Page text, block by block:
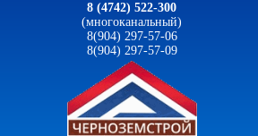
8 (4742) 522-300
(многоканальный)
8(904) 297-57-06
8(904) 297-57-09